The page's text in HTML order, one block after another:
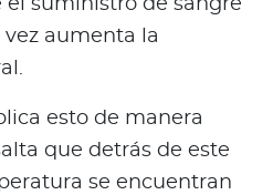
el suministro de sangre
vez aumenta la
esto de manera
que detrás de este
se encuentran